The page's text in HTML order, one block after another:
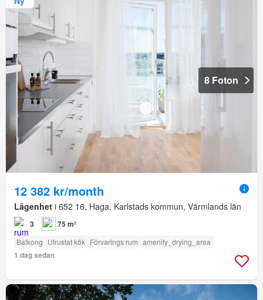
8 Foton
12 382 kr/month
Lägenhet i 652 16, Haga, Karlstads kommun, Värmlands län
3 75 m²
Balkong Utrustat kök Förvarings rum amenity_drying_area
1 dag sedan